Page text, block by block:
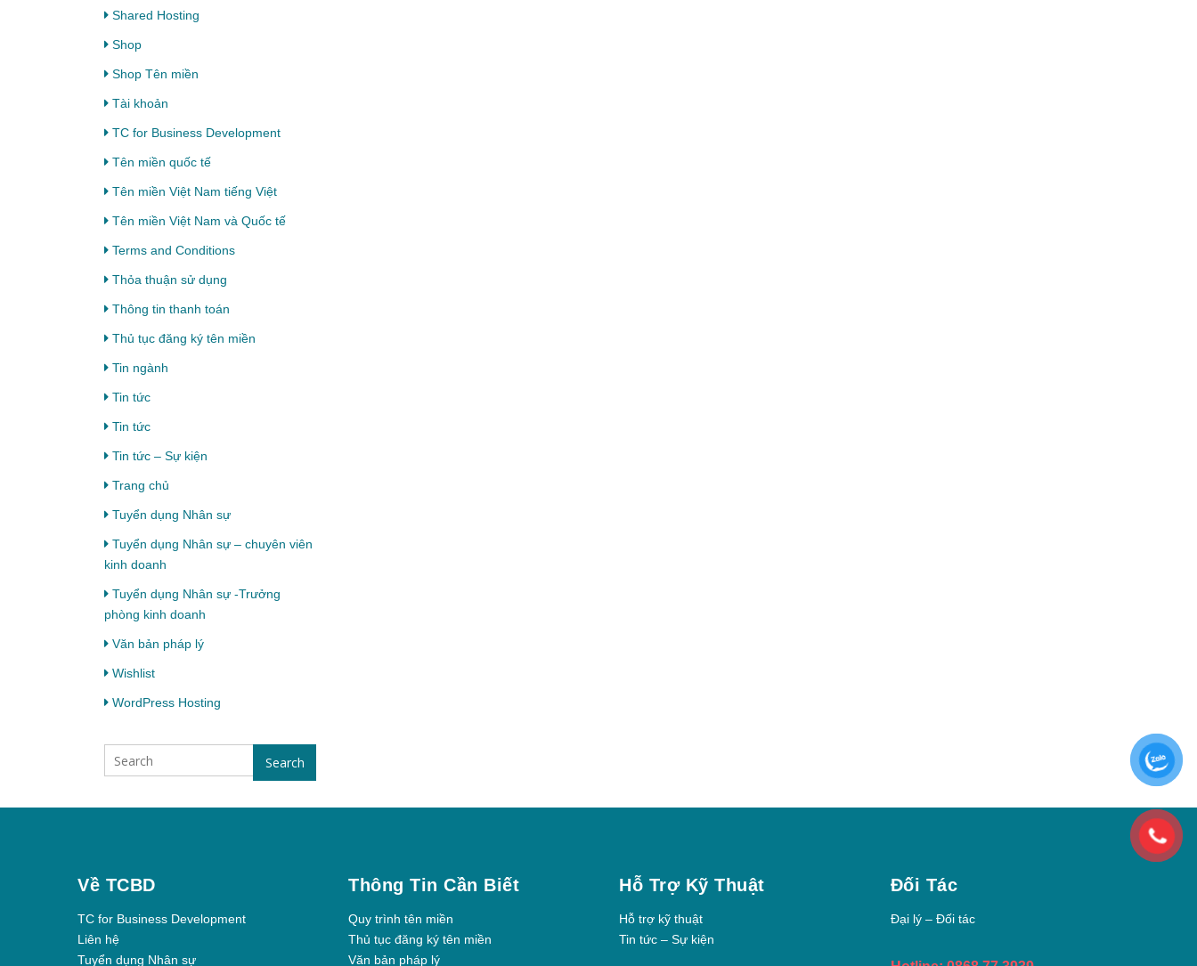
Shared Hosting
Shop
Shop Tên miền
Tài khoản
TC for Business Development
Tên miền quốc tế
Tên miền Việt Nam tiếng Việt
Tên miền Việt Nam và Quốc tế
Terms and Conditions
Thỏa thuận sử dụng
Thông tin thanh toán
Thủ tục đăng ký tên miền
Tin ngành
Tin tức
Tin tức
Tin tức – Sự kiện
Trang chủ
Tuyển dụng Nhân sự
Tuyển dụng Nhân sự – chuyên viên
kinh doanh
Tuyển dụng Nhân sự -Trưởng
phòng kinh doanh
Văn bản pháp lý
Wishlist
WordPress Hosting
Search
Về TCBD
TC for Business Development
Liên hệ
Tuyển dụng Nhân sự
Thông Tin Cần Biết
Quy trình tên miền
Thủ tục đăng ký tên miền
Văn bản pháp lý
Hỗ Trợ Kỹ Thuật
Hỗ trợ kỹ thuật
Tin tức – Sự kiện
Đối Tác
Đại lý – Đối tác